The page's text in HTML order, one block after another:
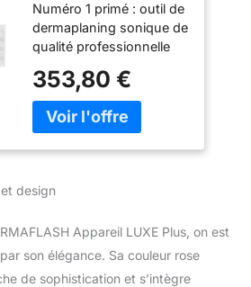
exfoliation, épilation
et dermaplaning
avec technologie
Sonic Edge et 4
semaines de
traitement, blush
Numéro 1 primé : outil de
dermaplaning sonique de
qualité professionnelle
exfolie en douceur et
élimine le duvet de
pêche, révélant
ne repousseront pas
rapidement. Pour tous
les âges, les tons de
peau et les types.
353,80 €
design
Appareil LUXE Plus, on est
son élégance. Sa couleur rose
de sophistication et s’intègre